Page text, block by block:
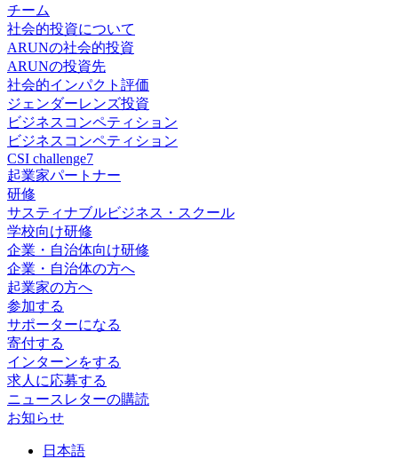
チーム
社会的投資について
ARUNの社会的投資
ARUNの投資先
社会的インパクト評価
ジェンダーレンズ投資
ビジネスコンペティション
ビジネスコンペティション
CSI challenge7
起業家パートナー
研修
サスティナブルビジネス・スクール
学校向け研修
企業・自治体向け研修
企業・自治体の方へ
起業家の方へ
参加する
サポーターになる
寄付する
インターンをする
求人に応募する
ニュースレターの購読
お知らせ
日 本語